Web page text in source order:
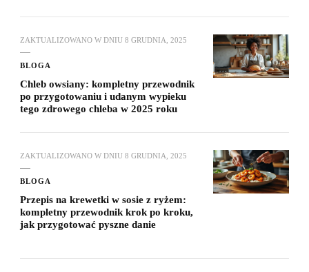
ZAKTUALIZOWANO W DNIU 8 GRUDNIA, 2025
BLOGA
Chleb owsiany: kompletny przewodnik
po przygotowaniu i udanym wypieku
tego zdrowego chleba w 2025 roku
ZAKTUALIZOWANO W DNIU 8 GRUDNIA, 2025
BLOGA
Przepis na krewetki w sosie z ryżem:
kompletny przewodnik krok po kroku,
jak przygotować pyszne danie